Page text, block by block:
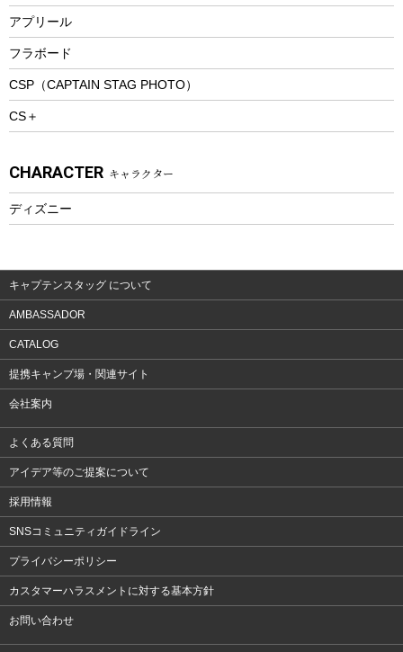
トレッキング
トレッキングアクセサリー
プレイグッズ
ウェルネス
ウェア、タオル
ウェア
アプリール
フラボード
CSP（CAPTAIN STAG PHOTO）
CS＋
CHARACTER キャラクター
ディズニー
キャプテンスタッグ について
AMBASSADOR
CATALOG
提携キャンプ場・関連サイト
会社案内
よくある質問
アイデア等のご提案について
採用情報
SNSコミュニティガイドライン
プライバシーポリシー
カスタマーハラスメントに対する基本方針
お問い合わせ